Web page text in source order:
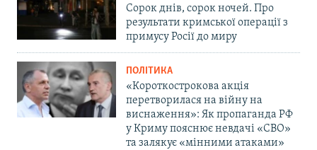
Сорок днів, сорок ночей. Про
результати кримської операції з
примусу Росії до миру
ПОЛІТИКА
«Короткострокова акція
перетворилася на війну на
виснаження»: Як пропаганда РФ
у Криму пояснює невдачі «СВО»
та залякує «мінними атаками»